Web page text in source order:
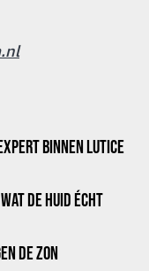
BINNEN LUTICE
DE HUID ÉCHT
DE ZON